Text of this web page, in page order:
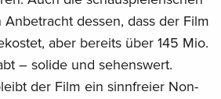
dessen, dass der Film
aber bereits über 145 Mio.
– solide und sehenswert.
der Film ein sinnfreier Non-